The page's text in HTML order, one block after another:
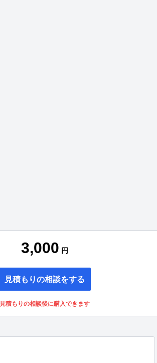
3,000 円
見積もりの相談をする
見積もりの相談後に購入できます